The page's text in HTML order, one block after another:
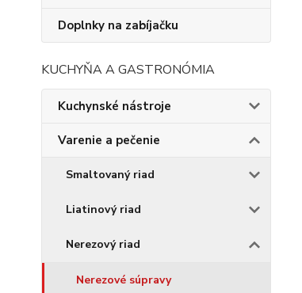
Doplnky na zabíjačku
KUCHYŇA A GASTRONÓMIA
Kuchynské nástroje
Varenie a pečenie
Smaltovaný riad
Liatinový riad
Nerezový riad
Nerezové súpravy